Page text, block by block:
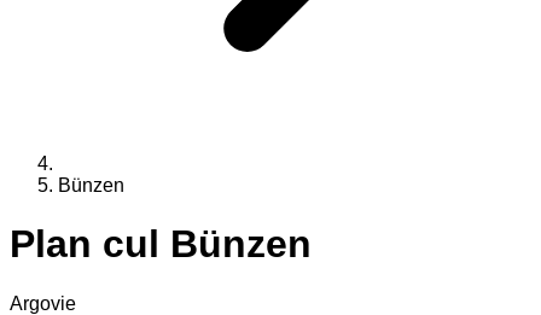
Bünzen
Plan cul Bünzen
Argovie